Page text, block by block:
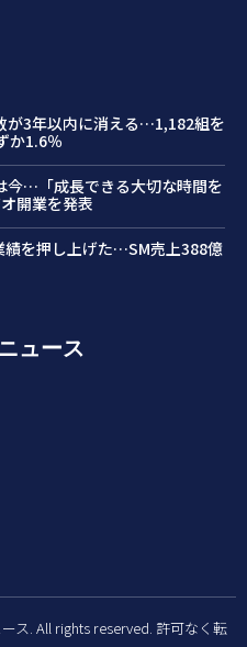
が3年以内に消える…1,182組を
か1.6％
今…「成長できる大切な時間を
開業を発表
績を押し上げた…SM売上388億
ュース
ス. All rights reserved. 許可なく転